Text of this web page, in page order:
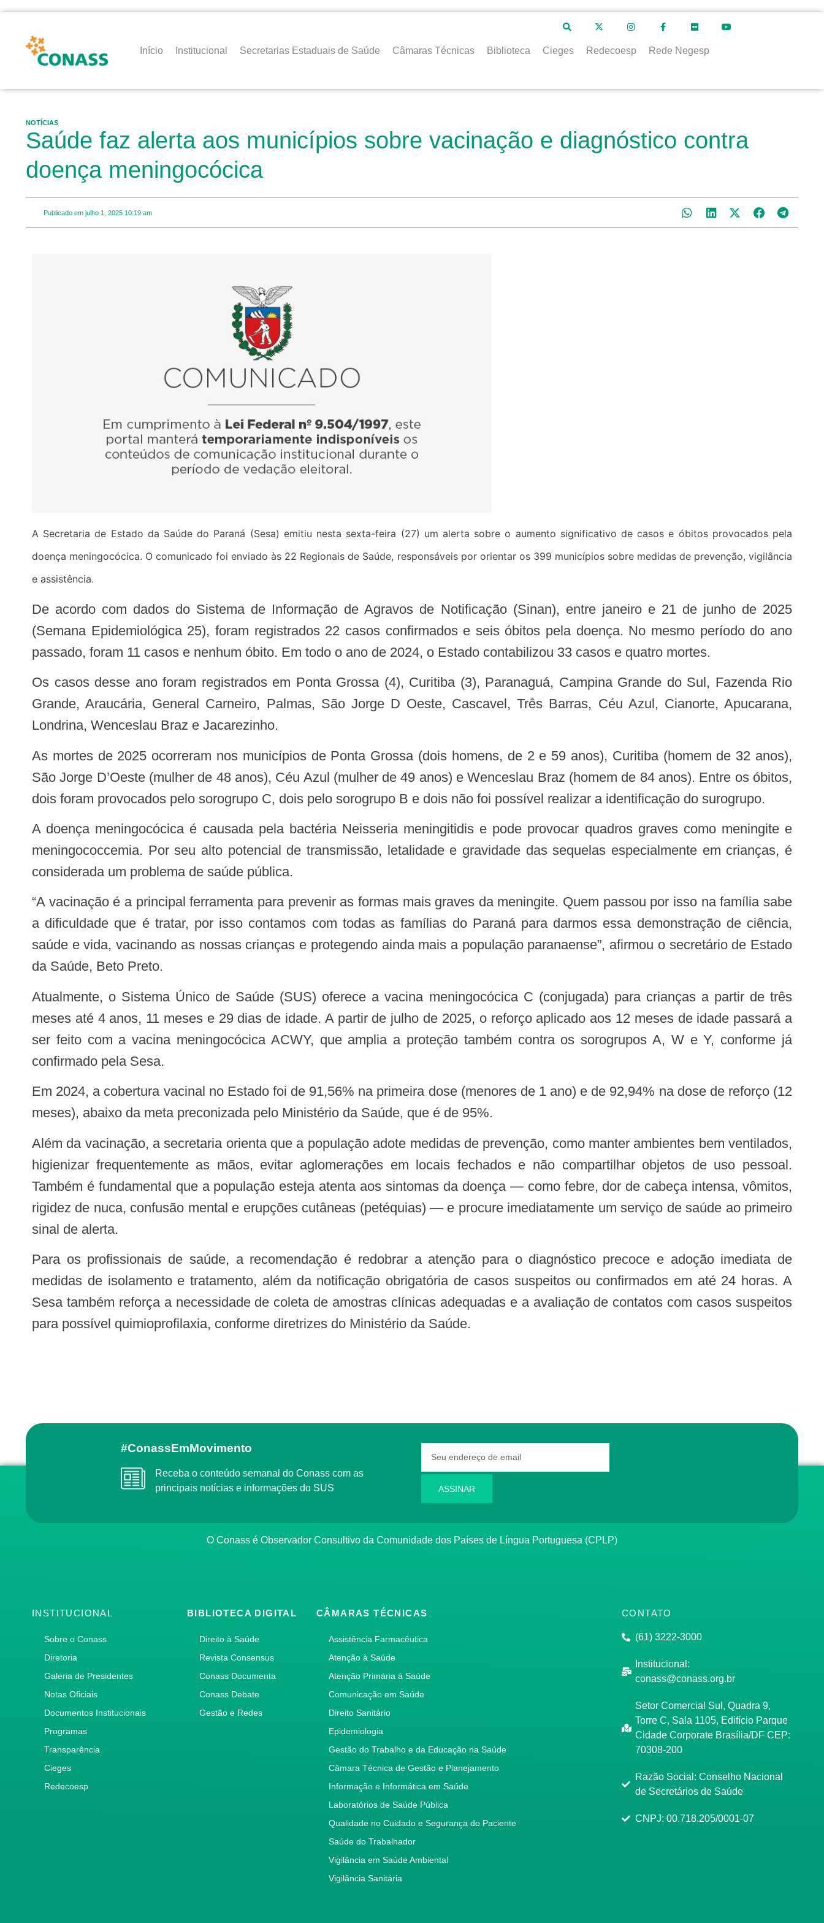
Início Institucional Secretarias Estaduais de Saúde Câmaras Técnicas Biblioteca Cieges Redecoesp Rede Negesp
NOTÍCIAS
Saúde faz alerta aos municípios sobre vacinação e diagnóstico contra
doença meningocócica
Publicado em julho 1, 2025 10:19 am
A Secretaria de Estado da Saúde do Paraná (Sesa) emitiu nesta sexta-feira (27) um alerta sobre o aumento significativo de casos e óbitos provocados pela
doença meningocócica. O comunicado foi enviado às 22 Regionais de Saúde, responsáveis por orientar os 399 municípios sobre medidas de prevenção, vigilância
e assistência.
De acordo com dados do Sistema de Informação de Agravos de Notificação (Sinan), entre janeiro e 21 de junho de 2025
(Semana Epidemiológica 25), foram registrados 22 casos confirmados e seis óbitos pela doença. No mesmo período do ano
passado, foram 11 casos e nenhum óbito. Em todo o ano de 2024, o Estado contabilizou 33 casos e quatro mortes.
Os casos desse ano foram registrados em Ponta Grossa (4), Curitiba (3), Paranaguá, Campina Grande do Sul, Fazenda Rio
Grande, Araucária, General Carneiro, Palmas, São Jorge D Oeste, Cascavel, Três Barras, Céu Azul, Cianorte, Apucarana,
Londrina, Wenceslau Braz e Jacarezinho.
As mortes de 2025 ocorreram nos municípios de Ponta Grossa (dois homens, de 2 e 59 anos), Curitiba (homem de 32 anos),
São Jorge D’Oeste (mulher de 48 anos), Céu Azul (mulher de 49 anos) e Wenceslau Braz (homem de 84 anos). Entre os óbitos,
dois foram provocados pelo sorogrupo C, dois pelo sorogrupo B e dois não foi possível realizar a identificação do surogrupo.
A doença meningocócica é causada pela bactéria Neisseria meningitidis e pode provocar quadros graves como meningite e
meningococcemia. Por seu alto potencial de transmissão, letalidade e gravidade das sequelas especialmente em crianças, é
considerada um problema de saúde pública.
“A vacinação é a principal ferramenta para prevenir as formas mais graves da meningite. Quem passou por isso na família sabe
a dificuldade que é tratar, por isso contamos com todas as famílias do Paraná para darmos essa demonstração de ciência,
saúde e vida, vacinando as nossas crianças e protegendo ainda mais a população paranaense”, afirmou o secretário de Estado
da Saúde, Beto Preto.
Atualmente, o Sistema Único de Saúde (SUS) oferece a vacina meningocócica C (conjugada) para crianças a partir de três
meses até 4 anos, 11 meses e 29 dias de idade. A partir de julho de 2025, o reforço aplicado aos 12 meses de idade passará a
ser feito com a vacina meningocócica ACWY, que amplia a proteção também contra os sorogrupos A, W e Y, conforme já
confirmado pela Sesa.
Em 2024, a cobertura vacinal no Estado foi de 91,56% na primeira dose (menores de 1 ano) e de 92,94% na dose de reforço (12
meses), abaixo da meta preconizada pelo Ministério da Saúde, que é de 95%.
Além da vacinação, a secretaria orienta que a população adote medidas de prevenção, como manter ambientes bem ventilados,
higienizar frequentemente as mãos, evitar aglomerações em locais fechados e não compartilhar objetos de uso pessoal.
Também é fundamental que a população esteja atenta aos sintomas da doença — como febre, dor de cabeça intensa, vômitos,
rigidez de nuca, confusão mental e erupções cutâneas (petéquias) — e procure imediatamente um serviço de saúde ao primeiro
sinal de alerta.
Para os profissionais de saúde, a recomendação é redobrar a atenção para o diagnóstico precoce e adoção imediata de
medidas de isolamento e tratamento, além da notificação obrigatória de casos suspeitos ou confirmados em até 24 horas. A
Sesa também reforça a necessidade de coleta de amostras clínicas adequadas e a avaliação de contatos com casos suspeitos
para possível quimioprofilaxia, conforme diretrizes do Ministério da Saúde.
#ConassEmMovimento
Receba o conteúdo semanal do Conass com as
principais notícias e informações do SUS
ASSINAR
O Conass é Observador Consultivo da Comunidade dos Países de Língua Portuguesa (CPLP)
INSTITUCIONAL
Sobre o Conass
Diretoria
Galeria de Presidentes
Notas Oficiais
Documentos Institucionais
Programas
Transparência
Cieges
Redecoesp
BIBLIOTECA DIGITAL
Direito à Saúde
Revista Consensus
Conass Documenta
Conass Debate
Gestão e Redes
CÂMARAS TÉCNICAS
Assistência Farmacêutica
Atenção à Saúde
Atenção Primária à Saúde
Comunicação em Saúde
Direito Sanitário
Epidemiologia
Gestão do Trabalho e da Educação na Saúde
Câmara Técnica de Gestão e Planejamento
Informação e Informática em Saúde
Laboratórios de Saúde Pública
Qualidade no Cuidado e Segurança do Paciente
Saúde do Trabalhador
Vigilância em Saúde Ambiental
Vigilância Sanitária
CONTATO
(61) 3222-3000
Institucional:
conass@conass.org.br
Setor Comercial Sul, Quadra 9,
Torre C, Sala 1105, Edifício Parque
Cidade Corporate Brasília/DF CEP:
70308-200
Razão Social: Conselho Nacional
de Secretários de Saúde
CNPJ: 00.718.205/0001-07